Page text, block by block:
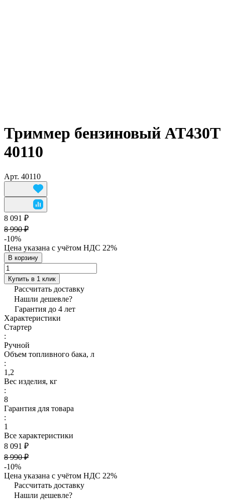
Триммер бензиновый AT430T
40110
Арт. 40110
8 091 ₽
8 990 ₽
-10%
Цена указана с учётом НДС 22%
В корзину
Купить в 1 клик
Рассчитать доставку
Нашли дешевле?
Гарантия до 4 лет
Характеристики
Стартер
:
Ручной
Объем топливного бака, л
:
1,2
Вес изделия, кг
:
8
Гарантия для товара
:
1
Все характеристики
8 091 ₽
8 990 ₽
-10%
Цена указана с учётом НДС 22%
Рассчитать доставку
Нашли дешевле?